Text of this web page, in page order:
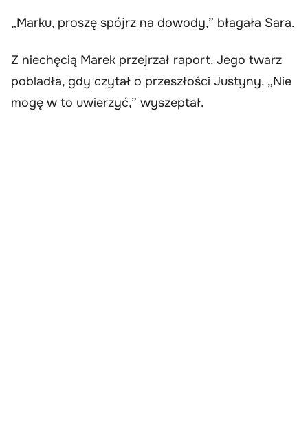
„Marku, proszę spójrz na dowody,” błagała Sara.
Z niechęcią Marek przejrzał raport. Jego twarz
pobladła, gdy czytał o przeszłości Justyny. „Nie
mogę w to uwierzyć,” wyszeptał.